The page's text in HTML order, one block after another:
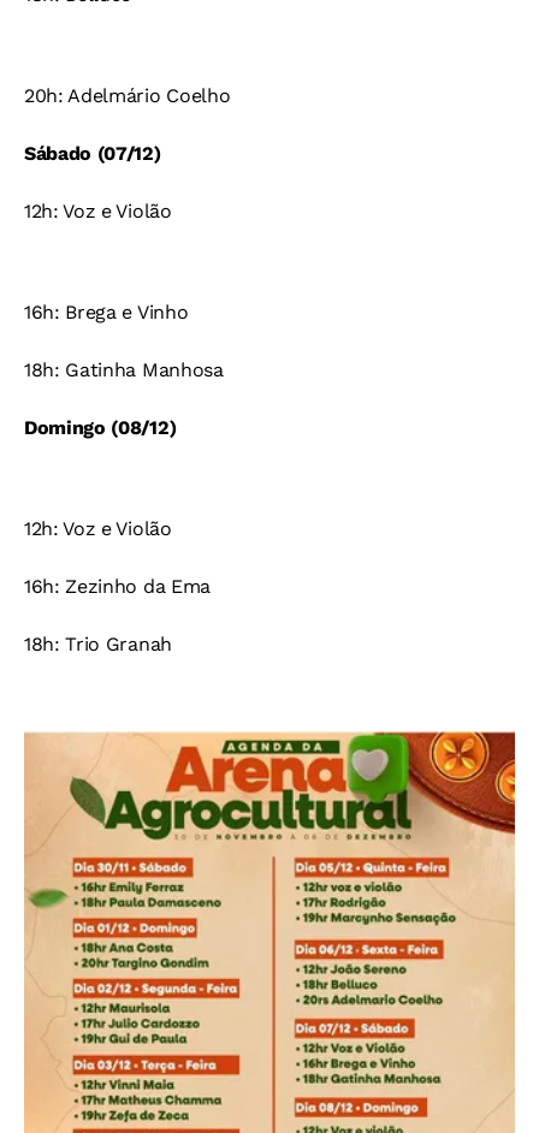
20h: Adelmário Coelho
Sábado (07/12)
12h: Voz e Violão
16h: Brega e Vinho
18h: Gatinha Manhosa
Domingo (08/12)
12h: Voz e Violão
16h: Zezinho da Ema
18h: Trio Granah